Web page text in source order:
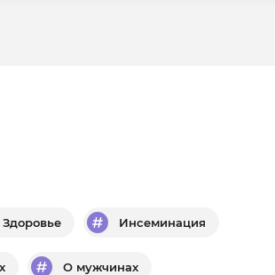
Здоровье Инсеминация
О мужчинах